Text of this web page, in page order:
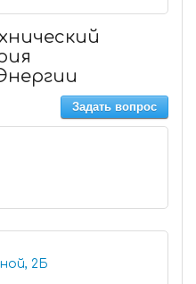
Задать вопрос
2Б